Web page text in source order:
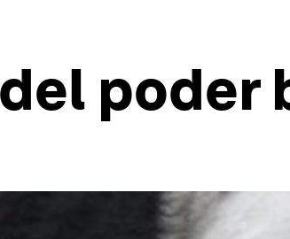
poder